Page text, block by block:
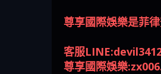
尊享國際娛樂是菲
客服
尊享國際娛樂